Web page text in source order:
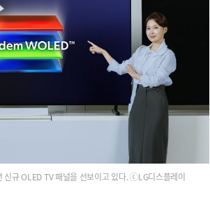
신규 OLED TV 패널을 선보이고 있다. ⓒLG디스플레이